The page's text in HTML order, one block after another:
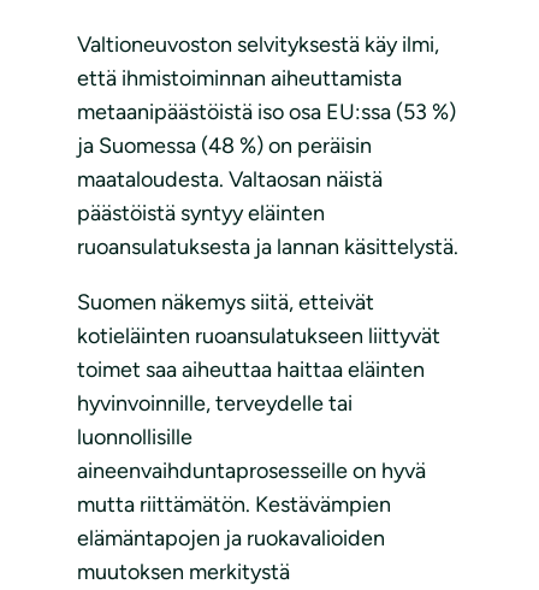
Valtioneuvoston selvityksestä käy ilmi,
että ihmistoiminnan aiheuttamista
metaanipäästöistä iso osa EU:ssa (53 %)
ja Suomessa (48 %) on peräisin
maataloudesta. Valtaosan näistä
päästöistä syntyy eläinten
ruoansulatuksesta ja lannan käsittelystä.
Suomen näkemys siitä, etteivät
kotieläinten ruoansulatukseen liittyvät
toimet saa aiheuttaa haittaa eläinten
hyvinvoinnille, terveydelle tai
luonnollisille
aineenvaihduntaprosesseille on hyvä
mutta riittämätön. Kestävämpien
elämäntapojen ja ruokavalioiden
muutoksen merkitystä